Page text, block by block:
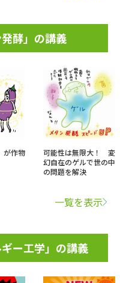
酵」の講義
が作物
可能性は無限大！ 変
幻自在のゲルで世の中
の問題を解決
一覧を表示
ー工学」の講義